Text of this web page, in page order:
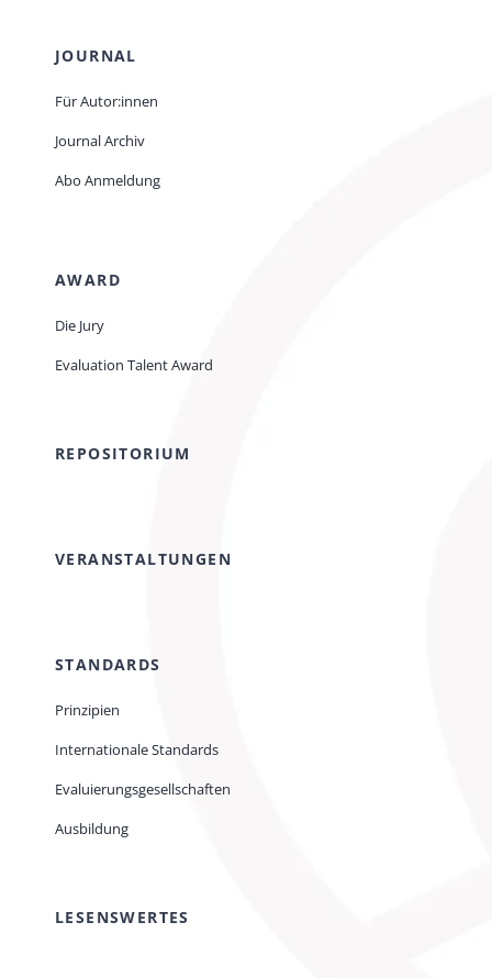
JOURNAL
Für Autor:innen
Journal Archiv
Abo Anmeldung
AWARD
Die Jury
Evaluation Talent Award
REPOSITORIUM
VERANSTALTUNGEN
STANDARDS
Prinzipien
Internationale Standards
Evaluierungsgesellschaften
Ausbildung
LESENSWERTES